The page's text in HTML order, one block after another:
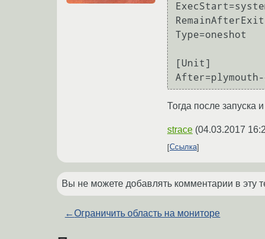
Type=oneshot
[Unit]
Тогда после запуска
strace (04.03.2017
Ссылка
Вы не можете добавлять комментарии в эту
←Ограничить область на мониторе